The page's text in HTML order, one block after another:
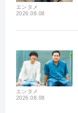
エンタメ
2026.08.08
エンタメ
2026.08.08